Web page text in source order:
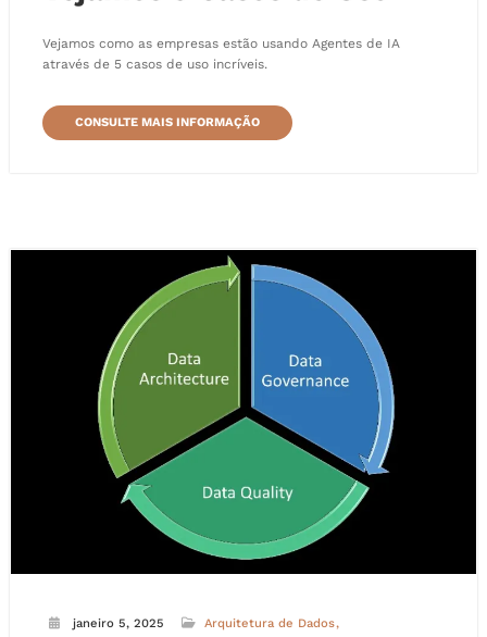
Vejamos como as empresas estão usando Agentes de IA
através de 5 casos de uso incríveis.
CONSULTE MAIS INFORMAÇÃO
janeiro 5, 2025
Arquitetura de Dados